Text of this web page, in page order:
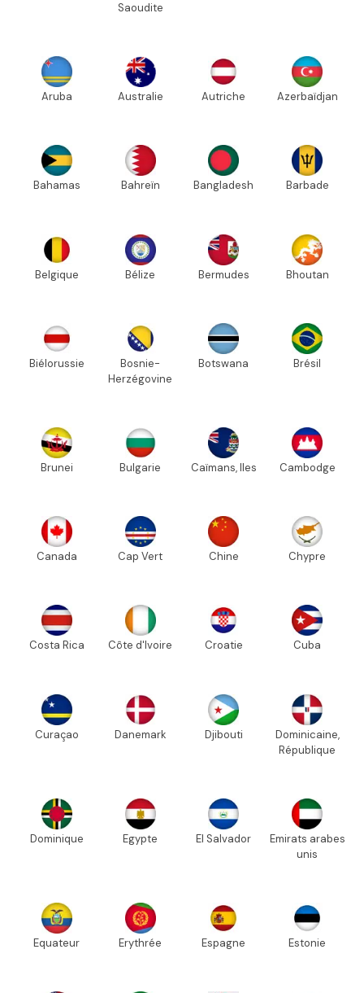
Saoudite
Aruba Australie Autriche Azerbaïdjan
Bahamas Bahreïn Bangladesh Barbade
Belgique Bélize Bermudes Bhoutan
Biélorussie
Bosnie-
Herzégovine
Botswana Brésil
Brunei Bulgarie Caïmans, Iles Cambodge
Canada Cap Vert Chine Chypre
Costa Rica Côte d'Ivoire Croatie Cuba
Curaçao Danemark Djibouti
Dominicaine,
République
Dominique Egypte El Salvador
Emirats arabes
unis
Equateur Erythrée Espagne Estonie